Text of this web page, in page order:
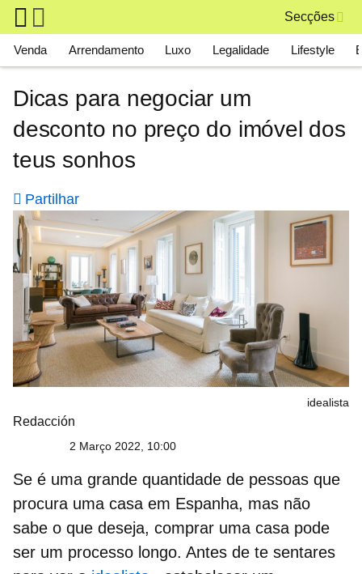
Skip to main content
Secções
Main navigation
Venda Arrendamento Luxo Legalidade Lifestyle
Dicas para negociar um
desconto no preço do imóvel dos
teus sonhos
Partilhar
idealista
Redacción
2 Março 2022, 10:00
Se é uma grande quantidade de pessoas que
procura uma casa em Espanha, mas não
sabe o que deseja, comprar uma casa pode
ser um processo longo. Antes de te sentares